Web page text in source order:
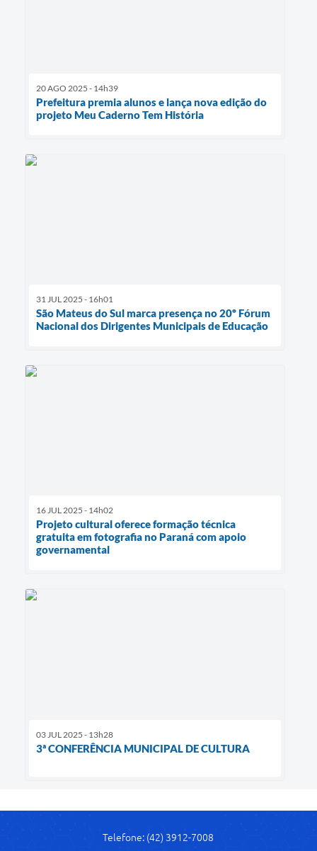
20 AGO 2025 - 14h39
Prefeitura premia alunos e lança nova edição do
projeto Meu Caderno Tem História
31 JUL 2025 - 16h01
São Mateus do Sul marca presença no 20º Fórum
Nacional dos Dirigentes Municipais de Educação
16 JUL 2025 - 14h02
Projeto cultural oferece formação técnica
gratuita em fotografia no Paraná com apoio
governamental
03 JUL 2025 - 13h28
3ª CONFERÊNCIA MUNICIPAL DE CULTURA
Telefone: (42) 3912-7008